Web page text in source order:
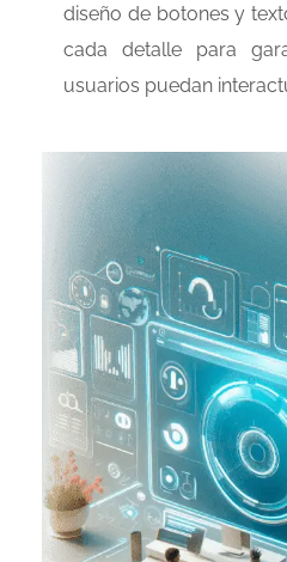
diseño de botones y
cada detalle para
usuarios puedan